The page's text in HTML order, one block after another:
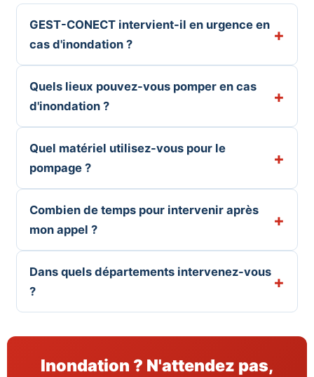
GEST-CONECT intervient-il en urgence en
cas d'inondation ?
Quels lieux pouvez-vous pomper en cas
d'inondation ?
Quel matériel utilisez-vous pour le
pompage ?
Combien de temps pour intervenir après
mon appel ?
Dans quels départements intervenez-vous
?
Inondation ? N'attendez pas,